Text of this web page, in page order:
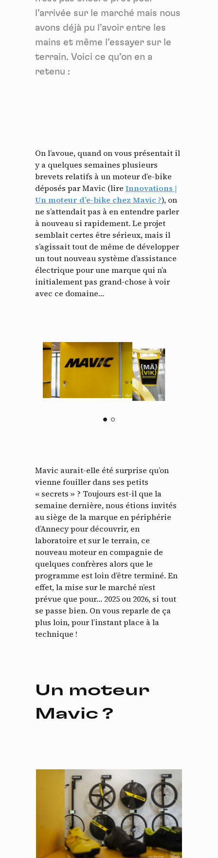
l’arrivée sur le marché mais nous
avons déjà pu l’avoir entre les
mains et même l’essayer sur le
terrain. Voici ce qu’on en a
retenu :
On l’avoue, quand on vous présentait il
y a quelques semaines plusieurs
brevets relatifs à un moteur d’e-bike
déposés par Mavic (lire Innovations |
Un moteur d’e-bike chez Mavic ?), on
ne s’attendait pas à en entendre parler
à nouveau si rapidement. Le projet
semblait certes être sérieux, mais il
s’agissait tout de même de développer
un tout nouveau système d’assistance
électrique pour une marque qui n’a
initialement pas grand-chose à voir
avec ce domaine…
Mavic aurait-elle été surprise qu’on
vienne fouiller dans ses petits
« secrets » ? Toujours est-il que la
semaine dernière, nous étions invités
au siège de la marque en périphérie
d’Annecy pour découvrir, en
laboratoire et sur le terrain, ce
nouveau moteur en compagnie de
quelques confrères alors que le
programme est loin d’être terminé. En
effet, la mise sur le marché n’est
prévue que pour… 2025 ou 2026, si tout
se passe bien. On vous reparle de ça
plus loin, pour l’instant place à la
technique !
Un moteur
Mavic ?